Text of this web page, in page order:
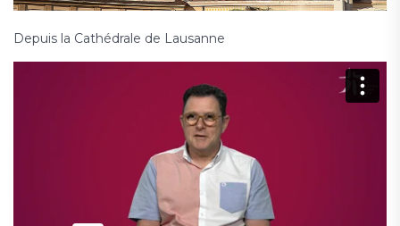
Depuis la Cathédrale de Lausanne